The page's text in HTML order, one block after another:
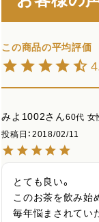
みよ1002 60代 女
投稿日
2018/02/11
とても良い。
このお茶を飲み始
毎年悩まされてい